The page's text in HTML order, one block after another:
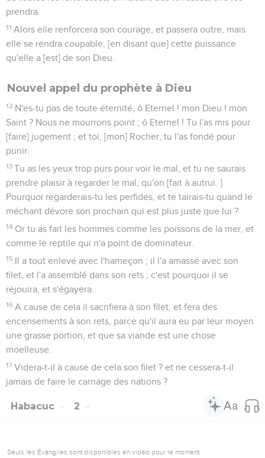
prendra.
11 Alors elle renforcera son courage, et passera outre, mais
elle se rendra coupable, [en disant que] cette puissance
qu'elle a [est] de son Dieu.
Nouvel appel du prophète à Dieu
12 N'es-tu pas de toute éternité, ô Eternel ! mon Dieu ! mon
Saint ? Nous ne mourrons point ; ô Eternel ! Tu l'as mis pour
[faire] jugement ; et toi, [mon] Rocher, tu l'as fondé pour
punir.
13 Tu as les yeux trop purs pour voir le mal, et tu ne saurais
prendre plaisir à regarder le mal, qu'on [fait à autrui. ]
Pourquoi regarderais-tu les perfides, et te tairais-tu quand le
méchant dévore son prochain qui est plus juste que lui ?
14 Or tu as fait les hommes comme les poissons de la mer, et
comme le reptile qui n'a point de dominateur.
15 Il a tout enlevé avec l'hameçon ; il l'a amassé avec son
filet, et l'a assemblé dans son rets ; c'est pourquoi il se
réjouira, et s'égayera.
16 A cause de cela il sacrifiera à son filet, et fera des
encensements à son rets, parce qu'il aura eu par leur moyen
une grasse portion, et que sa viande est une chose
moelleuse.
17 Videra-t-il à cause de cela son filet ? et ne cessera-t-il
jamais de faire le carnage des nations ?
Habacuc 2
Seuls les Évangiles sont disponibles en vidéo pour le moment.